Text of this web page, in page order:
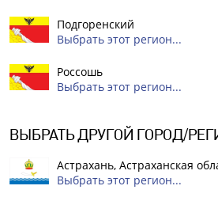
Подгоренский
Выбрать этот регион...
Россошь
Выбрать этот регион...
ВЫБРАТЬ ДРУГОЙ ГОРОД/
Астрахань, Астраханская
Выбрать этот регион...